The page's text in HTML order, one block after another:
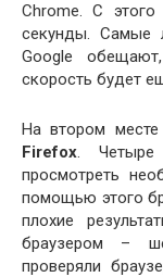
Chrome. С этого
секунды. Самые
Google
скорость будет
На втором месте
Firefox. Четыре
просмотреть
помощью этого
плохие
браузером –
проверяли